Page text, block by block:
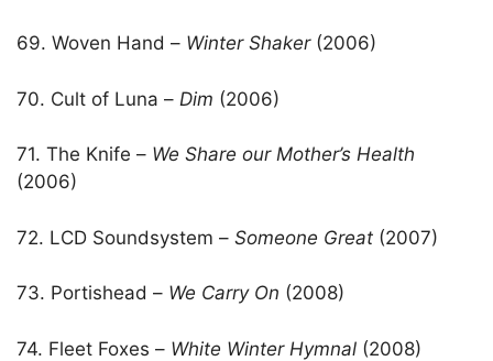
69. Woven Hand – Winter Shaker(2006)
70. Cult of Luna – Dim (2006)
71. The Knife – We Share our Mother’s Health
(2006)
72. LCD Soundsystem – Someone Great (2007)
73. Portishead – We Carry On (2008)
74. Fleet Foxes – White Winter Hymnal (2008)